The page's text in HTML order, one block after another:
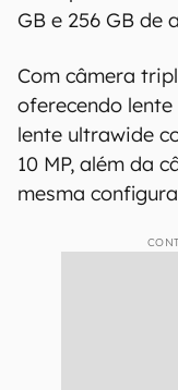
GB e 256 GB de
Com câmera
oferecendo lente
lente ultrawide
10 MP, além da
mesma